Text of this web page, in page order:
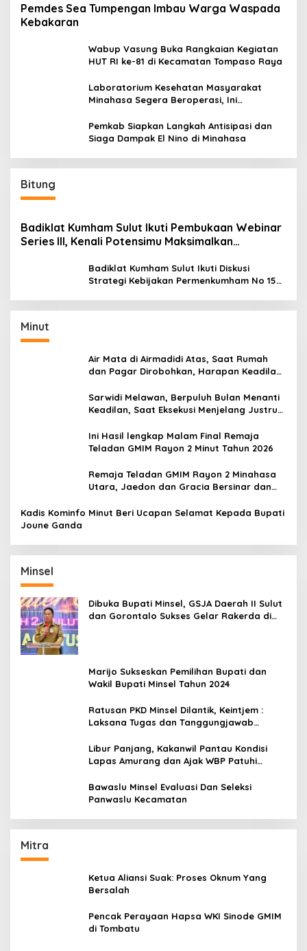
Pemdes Sea Tumpengan Imbau Warga Waspada
Kebakaran
Wabup Vasung Buka Rangkaian Kegiatan
HUT RI ke-81 di Kecamatan Tompaso Raya
Laboratorium Kesehatan Masyarakat
Minahasa Segera Beroperasi, Ini
Pemkab Siapkan Langkah Antisipasi dan
Siaga Dampak El Nino di Minahasa
Bitung
Badiklat Kumham Sulut Ikuti Pembukaan Webinar
Series III, Kenali Potensimu Maksimalkan
Badiklat Kumham Sulut Ikuti Diskusi
Strategi Kebijakan Permenkumham No 15
Minut
Air Mata di Airmadidi Atas, Saat Rumah
dan Pagar Dirobohkan, Harapan Keadilan
Sarwidi Melawan, Berpuluh Bulan Menanti
Keadilan, Saat Eksekusi Menjelang Justru
Ini Hasil lengkap Malam Final Remaja
Teladan GMIM Rayon 2 Minut Tahun 2026
Remaja Teladan GMIM Rayon 2 Minahasa
Utara, Jaedon dan Gracia Bersinar dan
Kadis Kominfo Minut Beri Ucapan Selamat Kepada Bupati
Joune Ganda
Minsel
Dibuka Bupati Minsel, GSJA Daerah II Sulut
dan Gorontalo Sukses Gelar Rakerda di
Marijo Sukseskan Pemilihan Bupati dan
Wakil Bupati Minsel Tahun 2024
Ratusan PKD Minsel Dilantik, Keintjem :
Laksana Tugas dan Tanggungjawab
Libur Panjang, Kakanwil Pantau Kondisi
Lapas Amurang dan Ajak WBP Patuhi
Bawaslu Minsel Evaluasi Dan Seleksi
Panwaslu Kecamatan
Mitra
Ketua Aliansi Suak: Proses Oknum Yang
Bersalah
Pencak Perayaan Hapsa WKI Sinode GMIM
di Tombatu